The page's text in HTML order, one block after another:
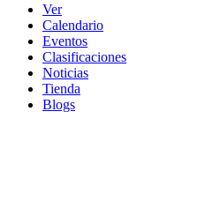
Ver
Calendario
Eventos
Clasificaciones
Noticias
Tienda
Blogs